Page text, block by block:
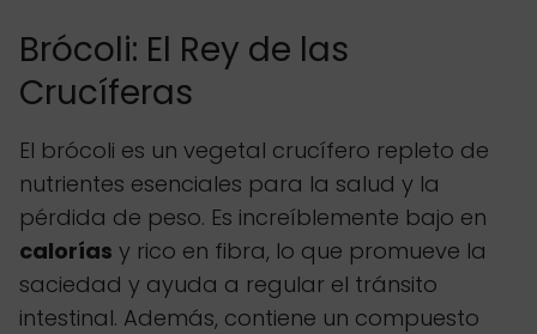
Brócoli: El Rey de las
Crucíferas
El brócoli es un vegetal crucífero repleto de
nutrientes esenciales para la salud y la
pérdida de peso. Es increíblemente bajo en
calorías y rico en fibra, lo que promueve la
saciedad y ayuda a regular el tránsito
intestinal. Además, contiene un compuesto